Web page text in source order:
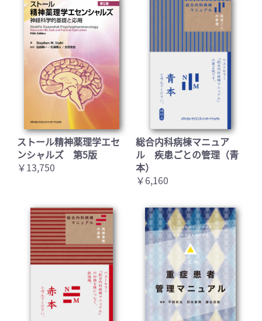
ストール精神薬理学エセ
ンシャルズ 第5版
￥13,750
総合内科病棟マニュア
ル 疾患ごとの管理（青
本）
￥6,160